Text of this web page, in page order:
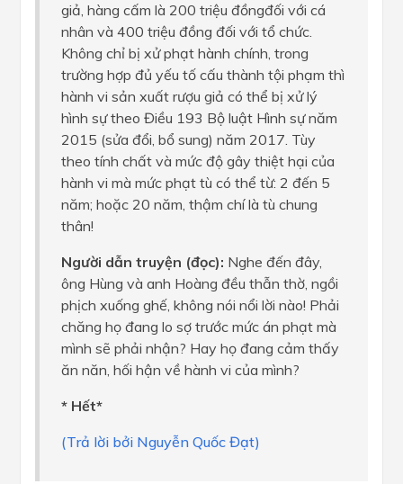
giả, hàng cấm là 200 triệu đồngđối với cá
nhân và 400 triệu đồng đối với tổ chức.
Không chỉ bị xử phạt hành chính, trong
trường hợp đủ yếu tố cấu thành tội phạm thì
hành vi sản xuất rượu giả có thể bị xử lý
hình sự theo Điều 193 Bộ luật Hình sự năm
2015 (sửa đổi, bổ sung) năm 2017. Tùy
theo tính chất và mức độ gây thiệt hại của
hành vi mà mức phạt tù có thể từ: 2 đến 5
năm; hoặc 20 năm, thậm chí là tù chung
thân!
Người dẫn truyện (đọc): Nghe đến đây,
ông Hùng và anh Hoàng đều thẫn thờ, ngồi
phịch xuống ghế, không nói nổi lời nào! Phải
chăng họ đang lo sợ trước mức án phạt mà
mình sẽ phải nhận? Hay họ đang cảm thấy
ăn năn, hối hận về hành vi của mình?
* Hết*
(Trả lời bởi Nguyễn Quốc Đạt)